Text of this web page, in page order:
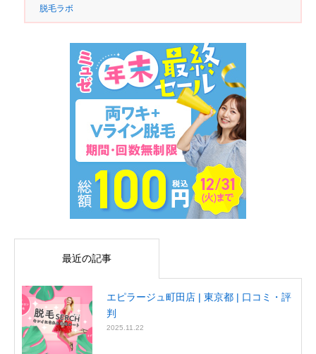
脱毛ラボ
最近の記事
エピラージュ町田店 | 東京都 | 口コミ・評
判
2025.11.22